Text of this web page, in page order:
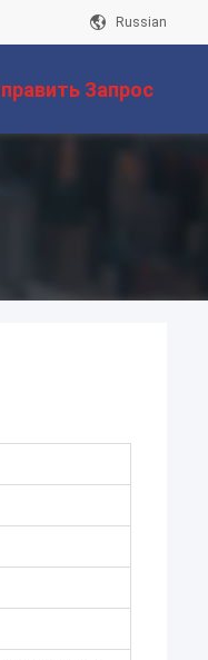
Russian
Запрос